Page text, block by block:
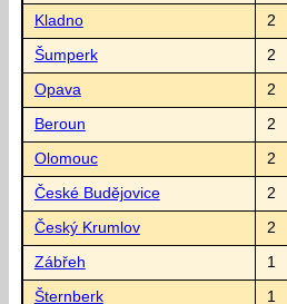
Kladno 2
Šumperk 2
Opava 2
Beroun 2
Olomouc 2
České Budějovice 2
Český Krumlov 2
Zábřeh 1
Šternberk 1